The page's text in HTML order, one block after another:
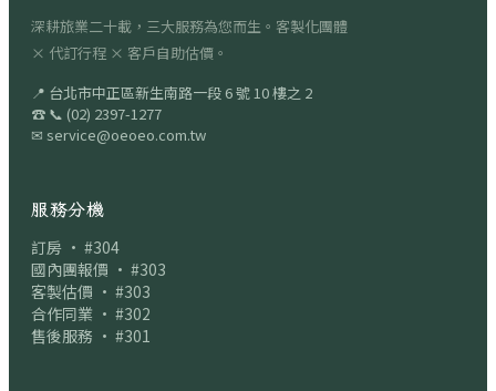
深耕旅業二十載，三大服務為您而生。客製化團體
× 代訂行程 × 客戶自助估價。
📍 台北市中正區新生南路一段 6 號 10 樓之 2
☎ 📞 (02) 2397-1277
✉ service@oeoeo.com.tw
服務分機
訂房 · #304
國內團報價 · #303
客製估價 · #303
合作同業 · #302
售後服務 · #301